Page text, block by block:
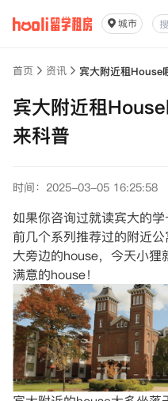
城市
首页 资讯 宾大附近租House
宾大附近租
来科普
时间：2025-03-05 16:25:58
如果你咨询过就读宾大的
前几个系列推荐过的附近
大旁边的house，今天小狸
满意的house！